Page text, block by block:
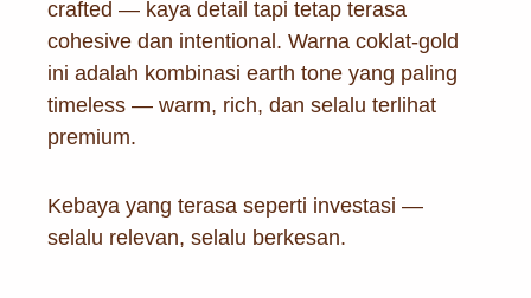
crafted — kaya detail tapi tetap terasa
cohesive dan intentional. Warna coklat-gold
ini adalah kombinasi earth tone yang paling
timeless — warm, rich, dan selalu terlihat
premium.
Kebaya yang terasa seperti investasi —
selalu relevan, selalu berkesan.